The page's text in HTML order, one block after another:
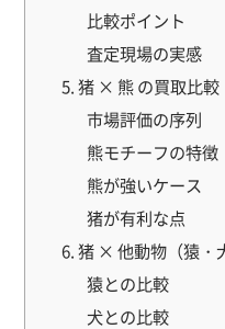
比較ポイント
査定現場の実感
5. 猪 × 熊 の買取比較
市場評価の序列
熊モチーフの特徴
熊が強いケース
猪が有利な点
6. 猪 × 他動物（猿・
猿との比較
犬との比較